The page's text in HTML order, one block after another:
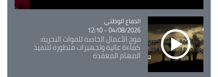
Catégorie
الدفاع الوطني
04/08/2026 - 12:10
فوج الأعمال الخاصة للقوات البحرية:
كفاءة عالية وتجهيزات متطورة لتنفيذ
المهام المعقدة